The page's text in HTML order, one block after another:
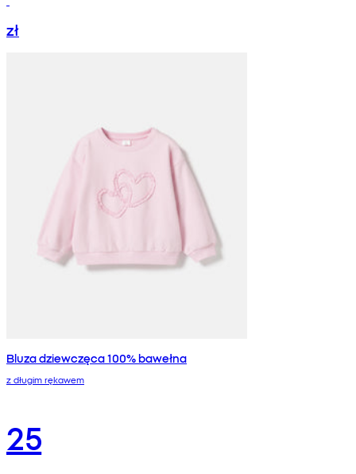
zł
Bluza dziewczęca 100% bawełna
z długim rękawem
25